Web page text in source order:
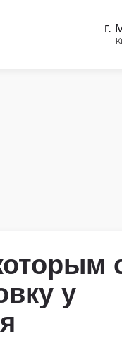
г.
у